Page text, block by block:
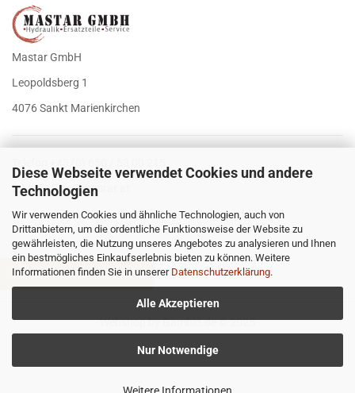
Diese Webseite verwendet Cookies und andere
Technologien
Wir verwenden Cookies und ähnliche Technologien, auch von
Drittanbietern, um die ordentliche Funktionsweise der Website zu
gewährleisten, die Nutzung unseres Angebotes zu analysieren und Ihnen
ein bestmögliches Einkaufserlebnis bieten zu können. Weitere
Informationen finden Sie in unserer Datenschutzerklärung.
Alle Akzeptieren
Nur Notwendige
Mastar GmbH
Leopoldsberg 1
4076 Sankt Marienkirchen
E-Mailoffice@mastar.at
VERTRAG WIDERRUFEN
Webshopby Gambio.de © 2025